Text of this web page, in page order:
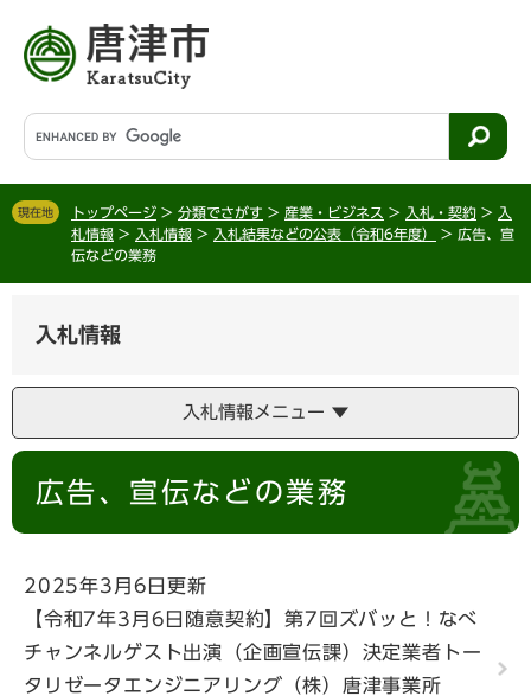
す
。
し
て
へ
G
o
g
l
タ
ム
現在地 トップページ > 分類でさがす > 産業・ビジネス > 入札・契約 > 入
札情報 > 入札情報 > 入札結果などの公表（令和6年度） > 広告、宣
伝などの業務
入札情報
入札情報メニュー
本
広告、宣伝などの業務
2025年3月6日更新
【令和7年3月6日随意契約】第7回ズバッと！なべ
チャンネルゲスト出演（企画宣伝課）決定業者トー
タリゼータエンジニアリング（株）唐津事業所